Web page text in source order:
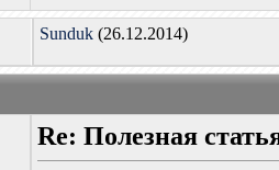
Sunduk(26.12.2014)
Re: Полезная